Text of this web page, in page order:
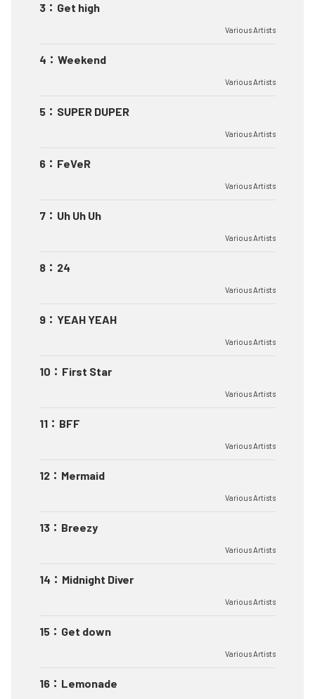
3 ： Get high
Various Artists
4 ： Weekend
Various Artists
5 ： SUPER DUPER
Various Artists
6 ： FeVeR
Various Artists
7 ： Uh Uh Uh
Various Artists
8 ： 24
Various Artists
9 ： YEAH YEAH
Various Artists
10 ： First Star
Various Artists
11 ： BFF
Various Artists
12 ： Mermaid
Various Artists
13 ： Breezy
Various Artists
14 ： Midnight Diver
Various Artists
15 ： Get down
Various Artists
16 ： Lemonade